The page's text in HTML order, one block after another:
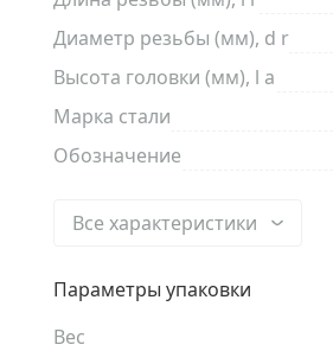
Диаметр резьбы (мм), d r
Высота головки (мм), l a
Марка стали
Обозначение
Все характеристики
Параметры упаковки
Вес